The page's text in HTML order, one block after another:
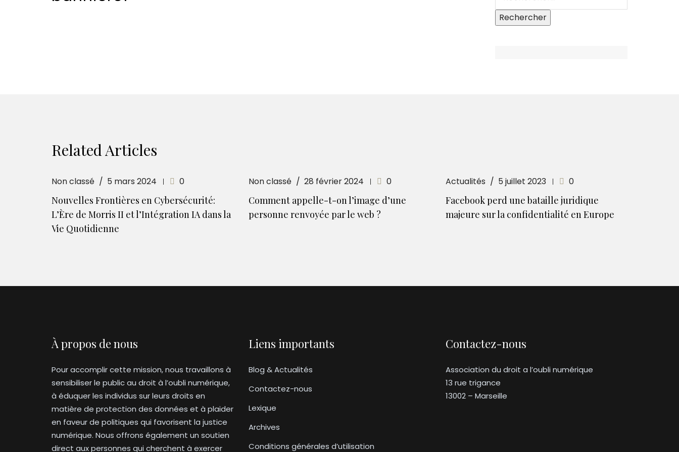
Related Articles
Non classé 5 mars 2024 0
Nouvelles Frontières en Cybersécurité:
L’Ère de Morris II et l’Intégration IA dans la
Vie Quotidienne
Non classé 28 février 2024 0
Comment appelle-t-on l’image d’une
personne renvoyée par le web ?
Actualités 5 juillet 2023 0
Facebook perd une bataille juridique
majeure sur la confidentialité en Europe
À propos de nous
Pour accomplir cette mission, nous travaillons à
sensibiliser le public au droit à l’oubli numérique,
à éduquer les individus sur leurs droits en
matière de protection des données et à plaider
en faveur de politiques qui favorisent la justice
numérique. Nous offrons également un soutien
direct aux personnes qui cherchent à exercer
Liens importants
Blog & Actualités
Contactez-nous
Lexique
Archives
Conditions générales d’utilisation
Contactez-nous
Association du droit a l’oubli numérique
13 rue trigance
13002 – Marseille